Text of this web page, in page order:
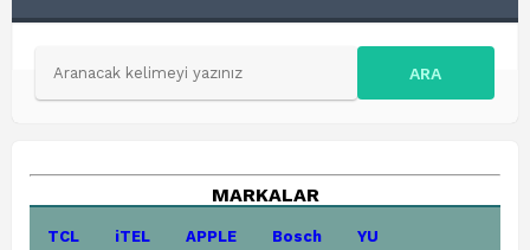
ARA
MARKALAR
TCL iTEL APPLE Bosch YU